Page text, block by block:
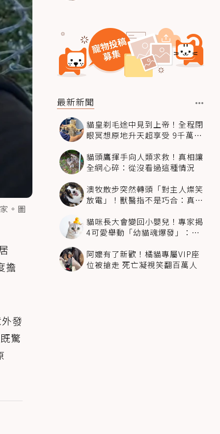
。圖
擔
發
驚
最新新聞
貓皇剃毛途中見到上帝！全程閉
眼冥想原地升天超享受 9千萬人
貓頭鷹揮手向人類求救！真相讓
全網心碎：從沒看過這種情況
澳牧散步突然轉頭「對主人燦笑
放電」！獸醫指不是巧合：真相
貓咪長大會變回小嬰兒！專家揭
4可愛舉動「幼貓魂爆發」：本
阿嬤有了新歡！橘貓專屬VIP座
位被搶走 死亡凝視笑翻百萬人